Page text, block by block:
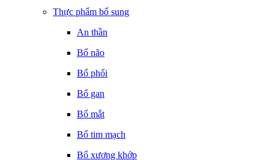
Thực phẩm bổ sung
An thần
Bổ não
Bổ phổi
Bổ gan
Bổ mắt
Bổ tim mạch
Bổ xương khớp